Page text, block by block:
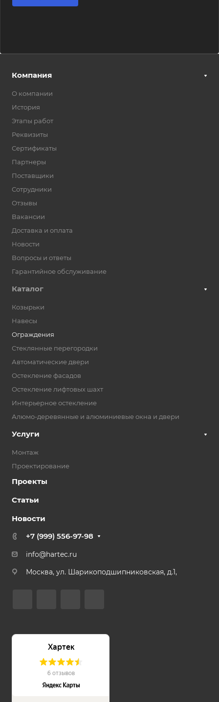
Компания
О компании
История
Этапы работ
Реквизиты
Сертификаты
Партнеры
Поставщики
Сотрудники
Отзывы
Вакансии
Доставка и оплата
Новости
Вопросы и ответы
Гарантийное обслуживание
Каталог
Козырьки
Навесы
Ограждения
Стеклянные перегородки
Автоматические двери
Остекление фасадов
Остекление лифтовых шахт
Интерьерное остекление
Алюмо-деревянные и алюминиевые окна и двери
Услуги
Монтаж
Проектирование
Проекты
Статьи
Новости
+7 (999) 556-97-98
info@hartec.ru
Москва, ул. Шарикоподшипниковская, д.1,